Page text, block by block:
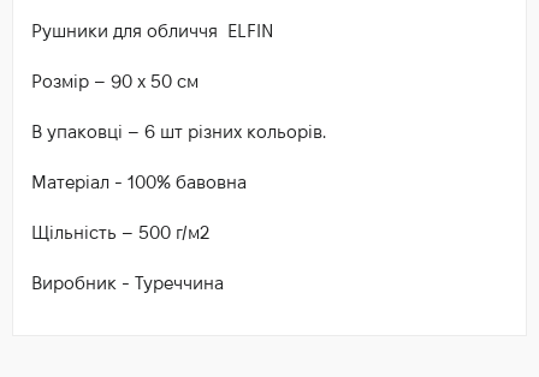
Рушники для обличчя ELFIN
Розмір – 90 х 50 см
В упаковці – 6 шт різних кольорів.
Матеріал - 100% бавовна
Щільність – 500 г/м2
Виробник - Туреччина